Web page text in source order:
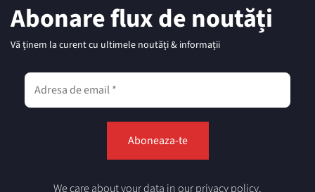
Abonare flux de noutăți
Vă ținem la curent cu ultimele noutăți & informații
We care about your data in our privacy policy.